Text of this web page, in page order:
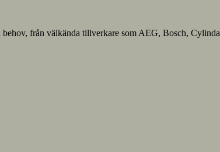
från välkända tillverkare som AEG, Bosch,